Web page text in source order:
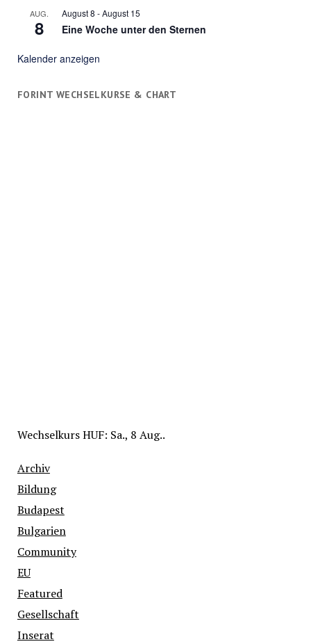
AUG.
8
August 8 -August 15
Eine Woche unter den Sternen
Kalender anzeigen
FORINT WECHSELKURSE & CHART
WechselkursHUF: Sa., 8 Aug..
Archiv
Bildung
Budapest
Bulgarien
Community
EU
Featured
Gesellschaft
Inserat